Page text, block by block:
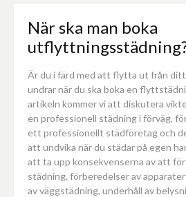
När ska man boka
Är du i färd med att flytta ut från ditt
undrar när du ska boka en
artikeln kommer vi att diskutera
en professionell städning i förväg,
ett professionellt städföretag och
att undvika när du städar på egen
att ta upp konsekvenserna av att
städning, förberedelser av
av väggstädning, underhåll av